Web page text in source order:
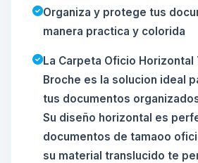
Organiza y protege tus
manera practica y colorida
La Carpeta Oficio Horizontal
Broche es la solucion ideal
tus documentos
Su diseño horizontal es
documentos de tamaoo
su material translucido te